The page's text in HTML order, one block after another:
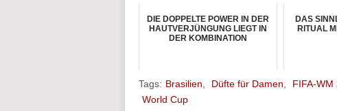
DIE DOPPELTE POWER IN DER
HAUTVERJÜNGUNG LIEGT IN
DER KOMBINATION
DAS
RITUAL
Tags: Brasilien Düfte für Damen FIFA-WM
World Cup